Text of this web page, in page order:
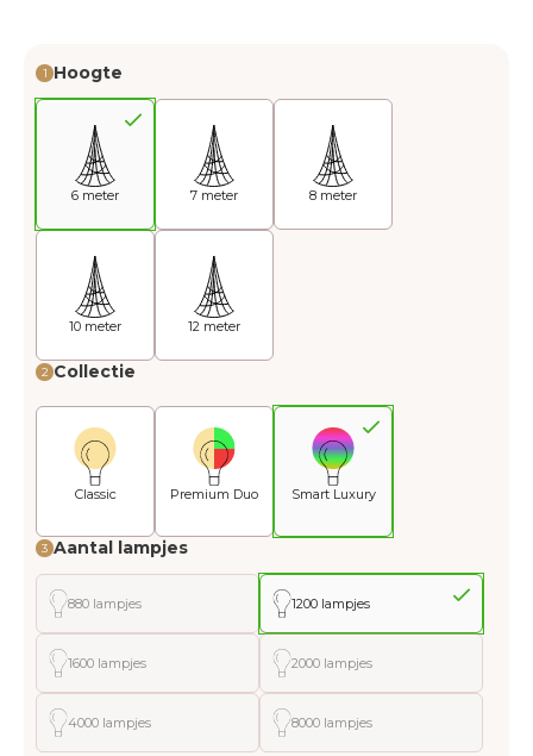
1 Hoogte
6 meter 7 meter 8 meter
10 meter 12 meter
2 Collectie
Classic Premium Duo Smart Luxury
3 Aantal lampjes
880 lampjes 1200 lampjes
1600 lampjes 2000 lampjes
4000 lampjes 8000 lampjes